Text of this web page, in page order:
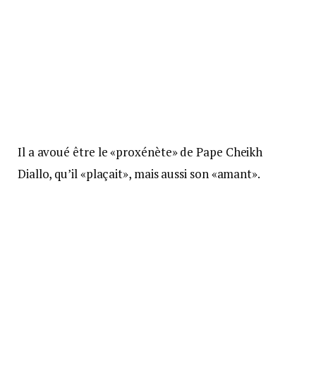
Il a avoué être le «proxénète» de Pape Cheikh
Diallo, qu’il «plaçait», mais aussi son «amant».